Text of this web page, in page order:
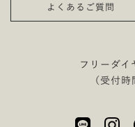
よくあるご質問
フリーダイ
（受付